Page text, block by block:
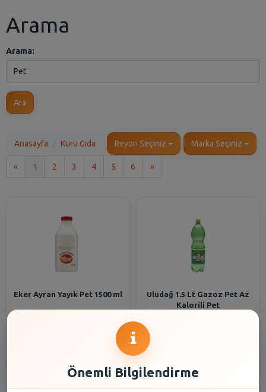
Arama
Arama:
Ara
Anasayfa Kuru Gıda Reyon Seçiniz Marka Seçiniz
« 1 2 3 4 5 6 »Son
Eker Ayran Yayık Pet 1500 ml
Uludağ 1.5 Lt Gazoz Pet Az
Kalorili Pet
Önemli Bilgilendirme